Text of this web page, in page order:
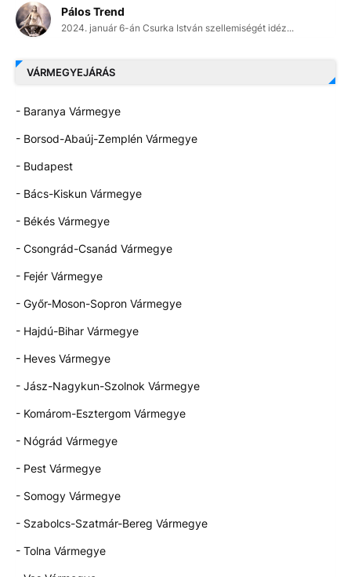
Pálos Trend
2024. január 6-án Csurka István szellemiségét idéz...
VÁRMEGYEJÁRÁS
- Baranya Vármegye
- Borsod-Abaúj-Zemplén Vármegye
- Budapest
- Bács-Kiskun Vármegye
- Békés Vármegye
- Csongrád-Csanád Vármegye
- Fejér Vármegye
- Győr-Moson-Sopron Vármegye
- Hajdú-Bihar Vármegye
- Heves Vármegye
- Jász-Nagykun-Szolnok Vármegye
- Komárom-Esztergom Vármegye
- Nógrád Vármegye
- Pest Vármegye
- Somogy Vármegye
- Szabolcs-Szatmár-Bereg Vármegye
- Tolna Vármegye